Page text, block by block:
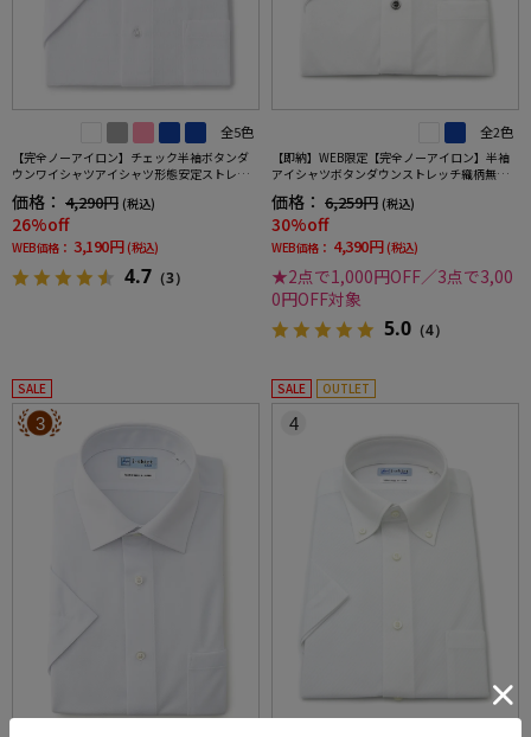
全5色
【完全ノーアイロン】チェック半袖ボタンダ
ウンワイシャツアイシャツ形態安定ストレッ
価格： 4,290円 (税込)
26%off
WEB価格： 3,190円 (税込)
4.7 （3）
全2色
【即納】WEB限定【完全ノーアイロン】半袖
アイシャツボタンダウンストレッチ織柄無地i-
価格： 6,259円 (税込)
30%off
WEB価格： 4,390円 (税込)
★2点で1,000円OFF／3点で3,00
0円OFF対象
5.0 （4）
SALE
3
SALE OUTLET
4